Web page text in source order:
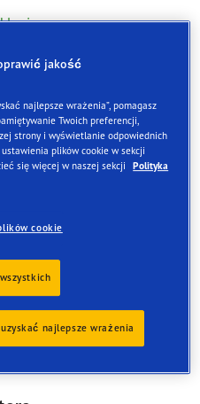
jednym z naszych sklepów
jakość
najlepsze wrażenia”, pomagasz
Twoich preferencji,
strony i wyświetlanie odpowiednich
plików cookie w sekcji
się więcej w naszej sekcji
Polityka
cookie
najlepsze wrażenia